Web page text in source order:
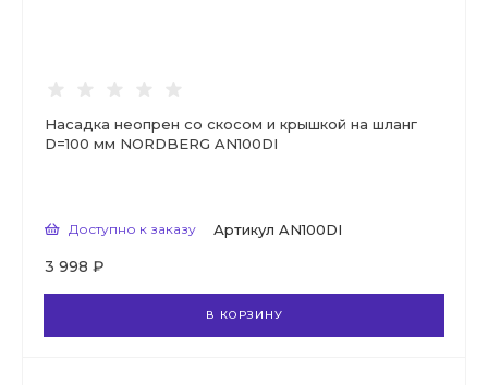
Насадка неопрен со скосом и крышкой на шланг
D=100 мм NORDBERG AN100DI
Доступно к заказу Артикул AN100DI
3 998 ₽
В КОРЗИНУ